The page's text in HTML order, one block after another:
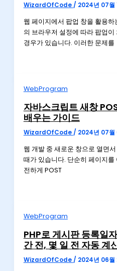
WizardOfCode / 2024년 07월
웹 페이지에서 팝업 창을 활용
의 브라우저 설정에 따라 팝업
경우가 있습니다. 이러한 문제를
WebProgram
자바스크립트 새창
배우는 가이드
WizardOfCode / 2024년 07월
웹 개발 중 새로운 창으로 열면
때가 있습니다. 단순히 페이지
전하게 POST
WebProgram
PHP로 게시판 등록일
간 전, 몇 일 전 자동 계
WizardOfCode / 2024년 06월